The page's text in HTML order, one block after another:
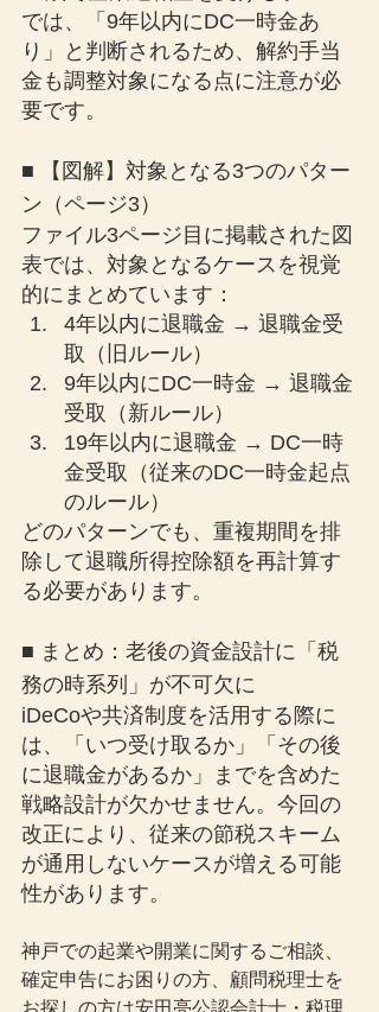
では、「9年以内にDC一時金あ
り」と判断されるため、解約手当
金も調整対象になる点に注意が必
要です。
■ 【図解】対象となる3つのパター
ン（ページ3）
ファイル3ページ目に掲載された図
表では、対象となるケースを視覚
的にまとめています：
4年以内に退職金 → 退職金受
取（旧ルール）
9年以内にDC一時金 → 退職金
受取（新ルール）
19年以内に退職金 → DC一時
金受取（従来のDC一時金起点
のルール）
どのパターンでも、重複期間を排
除して退職所得控除額を再計算す
る必要があります。
■ まとめ：老後の資金設計に「税
務の時系列」が不可欠に
iDeCoや共済制度を活用する際に
は、「いつ受け取るか」「その後
に退職金があるか」までを含めた
戦略設計が欠かせません。今回の
改正により、従来の節税スキーム
が通用しないケースが増える可能
性があります。
神戸での起業や開業に関するご相談、
確定申告にお困りの方、顧問税理士を
お探しの方は安田亮公認会計士・税理